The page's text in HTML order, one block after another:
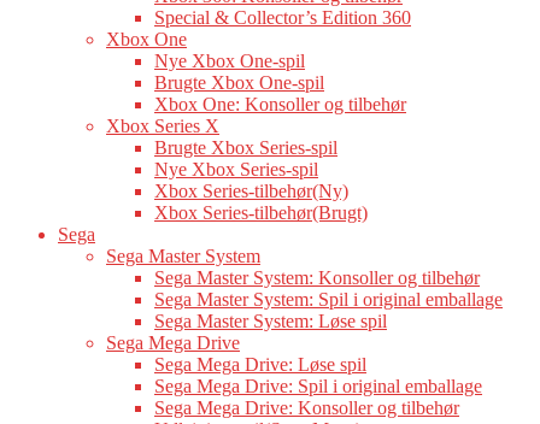
Special & Collector’s Edition 360
Xbox One
Nye Xbox One-spil
Brugte Xbox One-spil
Xbox One: Konsoller og tilbehør
Xbox Series X
Brugte Xbox Series-spil
Nye Xbox Series-spil
Xbox Series-tilbehør(Ny)
Xbox Series-tilbehør(Brugt)
Sega
Sega Master System
Sega Master System: Konsoller og tilbehør
Sega Master System: Spil i original emballage
Sega Master System: Løse spil
Sega Mega Drive
Sega Mega Drive: Løse spil
Sega Mega Drive: Spil i original emballage
Sega Mega Drive: Konsoller og tilbehør